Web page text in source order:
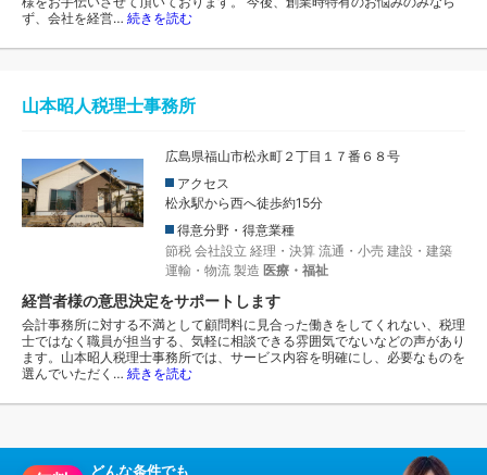
ず、会社を経営… 続きを読む
山本昭人税理士事務所
広島県福山市松永町２丁目１７番６８号
アクセス
松永駅から西へ徒歩約15分
得意分野・得意業種
節税 会社設立 経理・決算 流通・小売 建設・建築
運輸・物流 製造 医療・福祉
経営者様の意思決定をサポートします
会計事務所に対する不満として顧問料に見合った働きをしてくれない、税理
士ではなく職員が担当する、気軽に相談できる雰囲気でないなどの声があり
ます。山本昭人税理士事務所では、サービス内容を明確にし、必要なものを
選んでいただく… 続きを読む
どんな条件でも